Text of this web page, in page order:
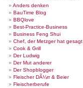
Anders denken
BauTime Blog
BBQlove
Best-Practice-Business
Business Feng Shui
Chef, der Metzger hat gesagt
Cook & Grill
Der Ludwig
Der Mut anderer
Der Shopblogger
Fleischer DÃ¼rr & Beier
Fleischerberufe